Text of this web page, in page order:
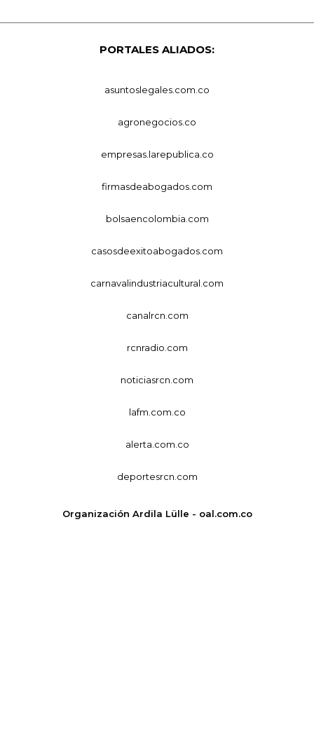
PORTALES ALIADOS:
asuntoslegales.com.co
agronegocios.co
empresas.larepublica.co
firmasdeabogados.com
bolsaencolombia.com
casosdeexitoabogados.com
carnavalindustriacultural.com
canalrcn.com
rcnradio.com
noticiasrcn.com
lafm.com.co
alerta.com.co
deportesrcn.com
Organización Ardila Lülle - oal.com.co